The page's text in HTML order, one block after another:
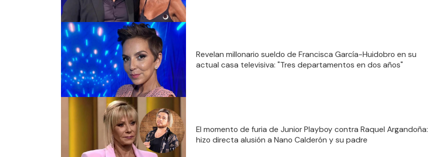
Revelan millonario sueldo de Francisca García-Huidobro en su
actual casa televisiva: "Tres departamentos en dos años"
El momento de furia de Junior Playboy contra Raquel Argandoña:
hizo directa alusión a Nano Calderón y su padre